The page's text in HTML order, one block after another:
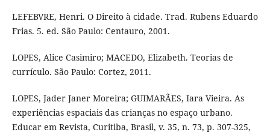
LEFEBVRE, Henri. O Direito à cidade. Trad. Rubens Eduardo
Frias. 5. ed. São Paulo: Centauro, 2001.
LOPES, Alice Casimiro; MACEDO, Elizabeth. Teorias de
currículo. São Paulo: Cortez, 2011.
LOPES, Jader Janer Moreira; GUIMARÃES, Iara Vieira. As
experiências espaciais das crianças no espaço urbano.
Educar em Revista, Curitiba, Brasil, v. 35, n. 73, p. 307-325,